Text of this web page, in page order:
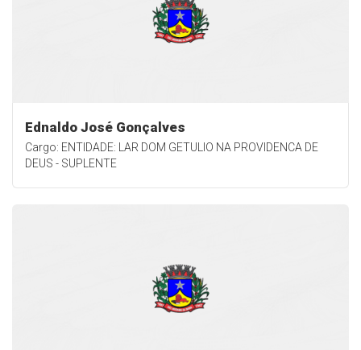
Ednaldo José Gonçalves
Cargo: ENTIDADE: LAR DOM GETULIO NA PROVIDENCA DE
DEUS - SUPLENTE